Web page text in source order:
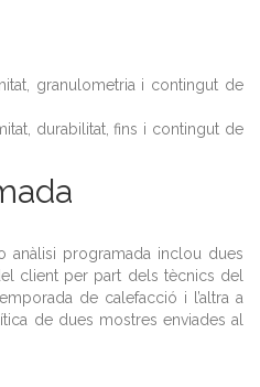
granulometria i contingut de
durabilitat, fins i contingut de
anàlisi programada inclou dues
client per part dels tècnics del
de calefacció i l’altra a
de dues mostres enviades al